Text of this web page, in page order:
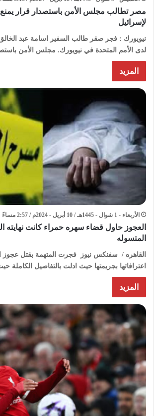
مصر تطالب مجلس الأمن باستصدار قرار يمنع
لإسرائيل
نيويورك : فجر صقر طالب السفير اسامة عبد
لدى الأمم المتحدة في نيويورك. مجلس الأمن
المزيد
الأربعاء - 1 شوال - 1445هـ / 10 أبريل - 2024م / 2:57 مساءً
العجوز حاول قضاء سهره حمراء كانت نهايته
المتسوله
القاهره / سفنكس نيوز فجرت المتهمة بقتل عجوز
اعترافاتها بجريمتها حيث ادلت بالتفاصيل الكاملة
المزيد